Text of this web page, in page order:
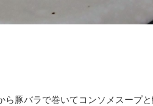
豚バラで巻いてコンソメスープ